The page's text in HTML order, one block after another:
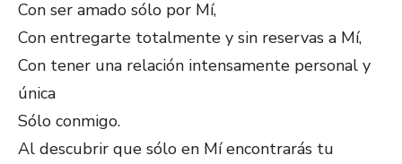
Con ser amado sólo por Mí,
Con entregarte totalmente y sin reservas a Mí,
Con tener una relación intensamente personal y
única
Sólo conmigo.
Al descubrir que sólo en Mí encontrarás tu